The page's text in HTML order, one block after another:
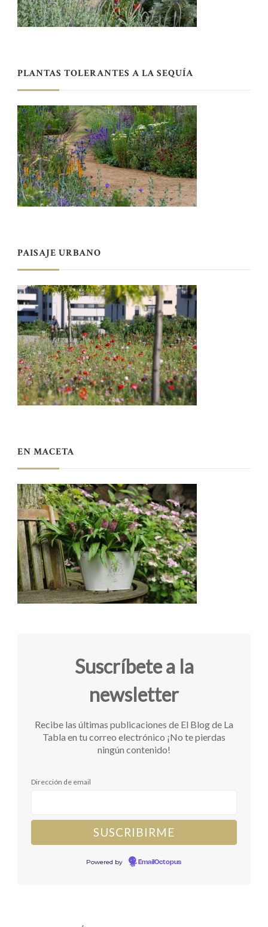
PLANTAS TOLERANTES A LA SEQUÍA
PAISAJE URBANO
EN MACETA
Suscríbete a la
newsletter
Recibe las últimas publicaciones de El Blog de La
Tabla en tu correo electrónico ¡No te pierdas
ningún contenido!
Dirección de email
Powered by EmailOctopus